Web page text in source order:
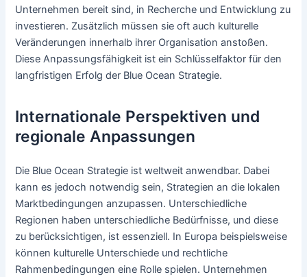
Unternehmen bereit sind, in Recherche und Entwicklung zu
investieren. Zusätzlich müssen sie oft auch kulturelle
Veränderungen innerhalb ihrer Organisation anstoßen.
Diese Anpassungsfähigkeit ist ein Schlüsselfaktor für den
langfristigen Erfolg der Blue Ocean Strategie.
Internationale Perspektiven und
regionale Anpassungen
Die Blue Ocean Strategie ist weltweit anwendbar. Dabei
kann es jedoch notwendig sein, Strategien an die lokalen
Marktbedingungen anzupassen. Unterschiedliche
Regionen haben unterschiedliche Bedürfnisse, und diese
zu berücksichtigen, ist essenziell. In Europa beispielsweise
können kulturelle Unterschiede und rechtliche
Rahmenbedingungen eine Rolle spielen. Unternehmen